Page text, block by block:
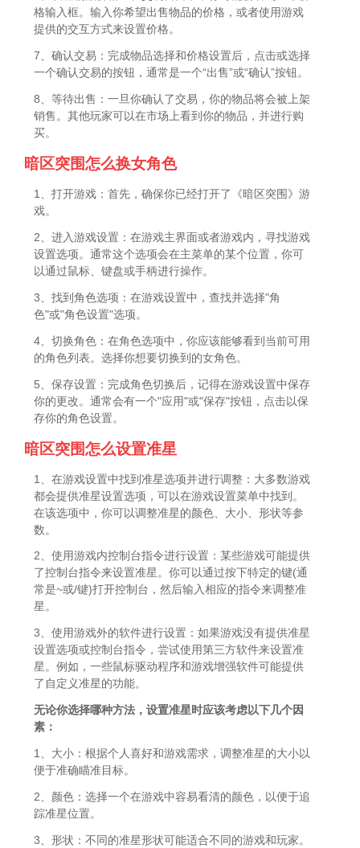
格输入框。输入你希望出售物品的价格，或者使用游戏
提供的交互方式来设置价格。
7、确认交易：完成物品选择和价格设置后，点击或选择
一个确认交易的按钮，通常是一个“出售”或“确认”按钮。
8、等待出售：一旦你确认了交易，你的物品将会被上架
销售。其他玩家可以在市场上看到你的物品，并进行购
买。
暗区突围怎么换女角色
1、打开游戏：首先，确保你已经打开了《暗区突围》游
戏。
2、进入游戏设置：在游戏主界面或者游戏内，寻找游戏
设置选项。通常这个选项会在主菜单的某个位置，你可
以通过鼠标、键盘或手柄进行操作。
3、找到角色选项：在游戏设置中，查找并选择"角
色"或"角色设置"选项。
4、切换角色：在角色选项中，你应该能够看到当前可用
的角色列表。选择你想要切换到的女角色。
5、保存设置：完成角色切换后，记得在游戏设置中保存
你的更改。通常会有一个"应用"或"保存"按钮，点击以保
存你的角色设置。
暗区突围怎么设置准星
1、在游戏设置中找到准星选项并进行调整：大多数游戏
都会提供准星设置选项，可以在游戏设置菜单中找到。
在该选项中，你可以调整准星的颜色、大小、形状等参
数。
2、使用游戏内控制台指令进行设置：某些游戏可能提供
了控制台指令来设置准星。你可以通过按下特定的键(通
常是~或/键)打开控制台，然后输入相应的指令来调整准
星。
3、使用游戏外的软件进行设置：如果游戏没有提供准星
设置选项或控制台指令，尝试使用第三方软件来设置准
星。例如，一些鼠标驱动程序和游戏增强软件可能提供
了自定义准星的功能。
无论你选择哪种方法，设置准星时应该考虑以下几个因
素：
1、大小：根据个人喜好和游戏需求，调整准星的大小以
便于准确瞄准目标。
2、颜色：选择一个在游戏中容易看清的颜色，以便于追
踪准星位置。
3、形状：不同的准星形状可能适合不同的游戏和玩家。